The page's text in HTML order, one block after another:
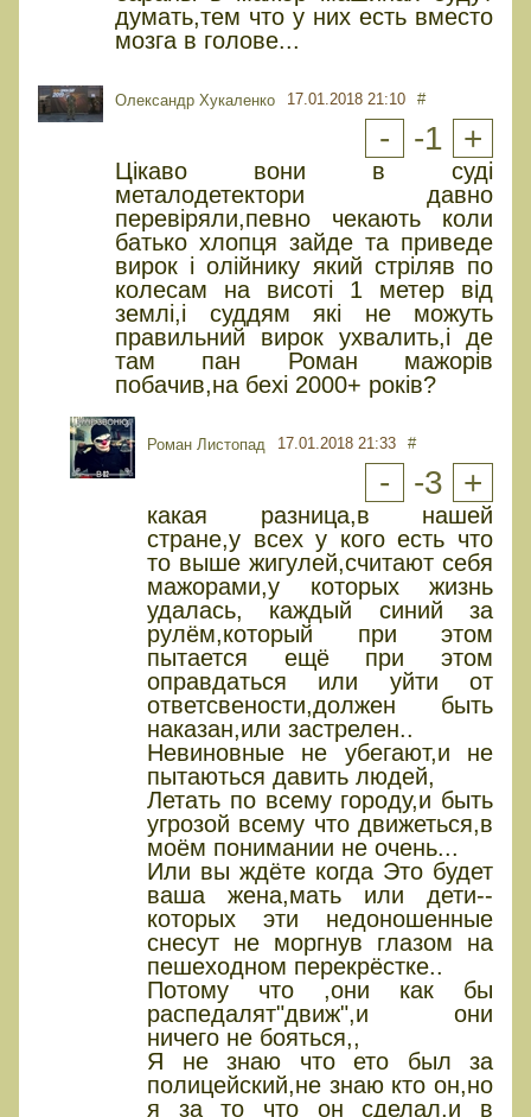
думать,тем что у них есть вместо
мозга в голове...
Олександр Хукаленко 17.01.2018 21:10 #
- -1 +
Цікаво вони в суді
металодетектори давно
перевіряли,певно чекають коли
батько хлопця зайде та приведе
вирок і олійнику який стріляв по
колесам на висоті 1 метер від
землі,і суддям які не можуть
правильний вирок ухвалить,і де
там пан Роман мажорів
побачив,на бехі 2000+ років?
Роман Листопад 17.01.2018 21:33 #
- -3 +
какая разница,в нашей
стране,у всех у кого есть что
то выше жигулей,считают себя
мажорами,у которых жизнь
удалась, каждый синий за
рулём,который при этом
пытается ещё при этом
оправдаться или уйти от
ответсвености,должен быть
наказан,или застрелен..
Невиновные не убегают,и не
пытаються давить людей,
Летать по всему городу,и быть
угрозой всему что движеться,в
моём понимании не очень...
Или вы ждёте когда Это будет
ваша жена,мать или дети--
которых эти недоношенные
снесут не моргнув глазом на
пешеходном перекрёстке..
Потому что ,они как бы
распедалят"движ",и они
ничего не бояться,,
Я не знаю что ето был за
полицейский,не знаю кто он,но
я за то что он сделал,и в